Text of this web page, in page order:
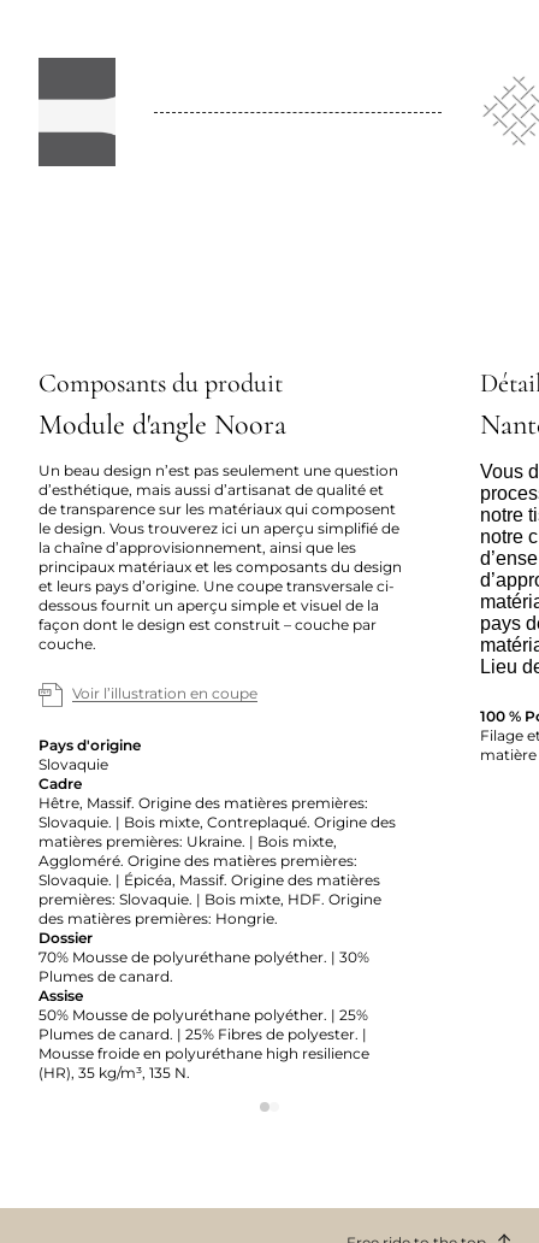
Composants du produit
Module d'angle Noora
Un beau design n’est pas seulement une question
d’esthétique, mais aussi d’artisanat de qualité et
de transparence sur les matériaux qui composent
le design. Vous trouverez ici un aperçu simplifié de
la chaîne d’approvisionnement, ainsi que les
principaux matériaux et les composants du design
et leurs pays d’origine. Une coupe transversale ci-
dessous fournit un aperçu simple et visuel de la
façon dont le design est construit – couche par
couche.
Voir l’illustration en coupe
Pays d'origine
Slovaquie
Cadre
Hêtre, Massif. Origine des matières premières:
Slovaquie. | Bois mixte, Contreplaqué. Origine des
matières premières: Ukraine. | Bois mixte,
Aggloméré. Origine des matières premières:
Slovaquie. | Épicéa, Massif. Origine des matières
premières: Slovaquie. | Bois mixte, HDF. Origine
des matières premières: Hongrie.
Dossier
70% Mousse de polyuréthane polyéther. | 30%
Plumes de canard.
Assise
50% Mousse de polyuréthane polyéther. | 25%
Plumes de canard. | 25% Fibres de polyester. |
Mousse froide en polyuréthane high resilience
(HR), 35 kg/m³, 135 N.
Vous
notre
notre
pays
Lieu
100 %
Filage
matière